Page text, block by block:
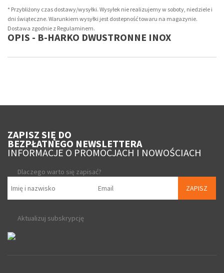
* Przybliżony czas dostawy/wysyłki. Wysyłek nie realizujemy w soboty, niedziele i
dni świąteczne. Warunkiem wysyłki jest dostepność towaru na magazynie.
Dostawa zgodnie z Regulaminem.
OPIS - B-HARKO DWUSTRONNE INOX
ZAPISZ SIĘ DO
BEZPŁATNEGO NEWSLETTERA
INFORMACJE O PROMOCJACH I NOWOŚCIACH
Dlaczego warto się zapisać?
ZAPISZ
Aktualizuj subskrypcję